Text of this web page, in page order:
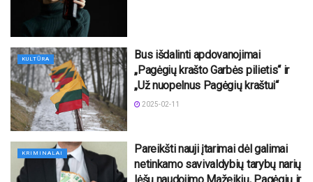
KULTŪRA
Bus išdalinti apdovanojimai
„Pagėgių krašto Garbės pilietis“ ir
„Už nuopelnus Pagėgių kraštui“
2025-02-11
KRIMINALAI
Pareikšti nauji įtarimai dėl galimai
netinkamo savivaldybių tarybų narių